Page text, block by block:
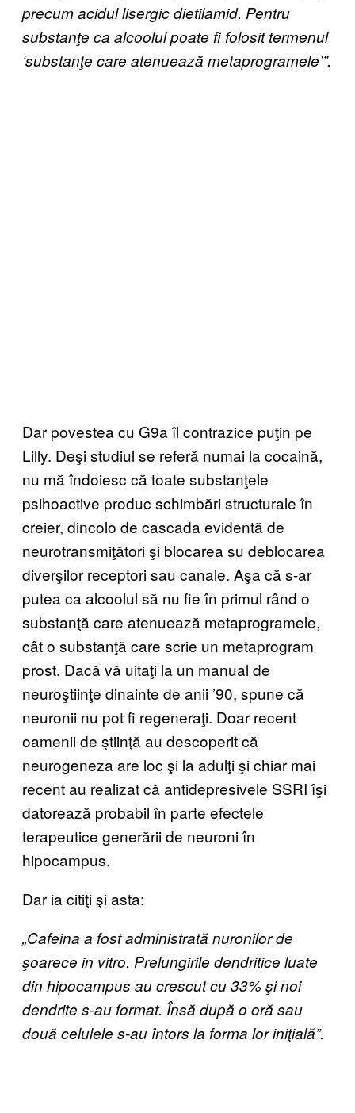
precum acidul lisergic dietilamid. Pentru
substanţe ca alcoolul poate fi folosit termenul
‘substanţe care atenuează metaprogramele’”.
Dar povestea cu G9a îl contrazice puţin pe
Lilly. Deşi studiul se referă numai la cocaină,
nu mă îndoiesc că toate substanţele
psihoactive produc schimbări structurale în
creier, dincolo de cascada evidentă de
neurotransmiţători şi blocarea su deblocarea
diverşilor receptori sau canale. Aşa că s-ar
putea ca alcoolul să nu fie în primul rând o
substanţă care atenuează metaprogramele,
cât o substanţă care scrie un metaprogram
prost. Dacă vă uitaţi la un manual de
neuroştiinţe dinainte de anii ’90, spune că
neuronii nu pot fi regeneraţi. Doar recent
oamenii de ştiinţă au descoperit că
neurogeneza are loc şi la adulţi şi chiar mai
recent au realizat că antidepresivele SSRI îşi
datorează probabil în parte efectele
terapeutice generării de neuroni în
hipocampus.
Dar ia citiţi şi asta:
„Cafeina a fost administrată nuronilor de
şoarece in vitro. Prelungirile dendritice luate
din hipocampus au crescut cu 33% şi noi
dendrite s-au format. Însă după o oră sau
două celulele s-au întors la forma lor iniţială”.